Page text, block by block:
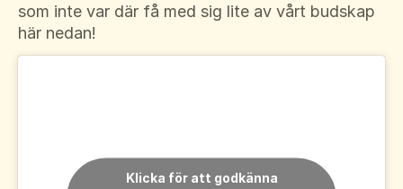
som inte var där få med sig lite av vårt budskap
här nedan!
Klicka för att godkänna